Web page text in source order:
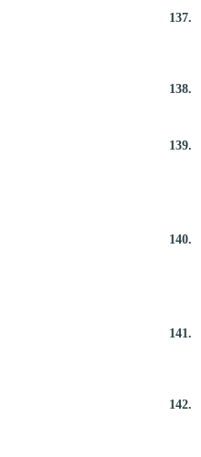
137.
138.
139.
140.
141.
142.